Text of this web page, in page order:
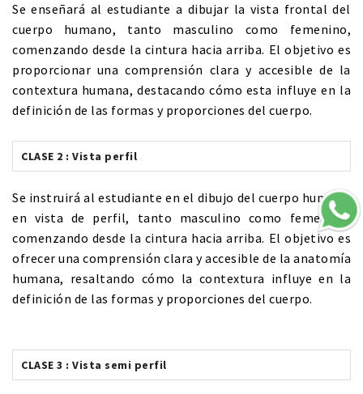
Se enseñará al estudiante a dibujar la vista frontal del
cuerpo humano, tanto masculino como femenino,
comenzando desde la cintura hacia arriba. El objetivo es
proporcionar una comprensión clara y accesible de la
contextura humana, destacando cómo esta influye en la
definición de las formas y proporciones del cuerpo.
CLASE 2 : Vista perfil
Se instruirá al estudiante en el dibujo del cuerpo humano
en vista de perfil, tanto masculino como femenino,
comenzando desde la cintura hacia arriba. El objetivo es
ofrecer una comprensión clara y accesible de la anatomía
humana, resaltando cómo la contextura influye en la
definición de las formas y proporciones del cuerpo.
CLASE 3 : Vista semi perfil